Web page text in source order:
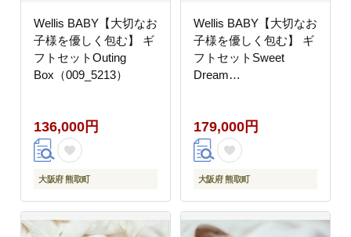
Wellis BABY【大切なお
子様を優しく包む】 ギ
フトセットOuting
Box（009_5213）
136,000円
大阪府 熊取町
Wellis BABY【大切なお
子様を優しく包む】 ギ
フトセットSweet
Dream
179,000円
大阪府 熊取町